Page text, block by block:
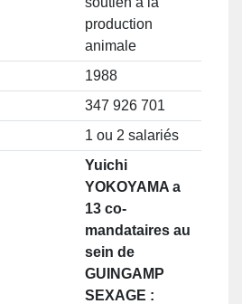
production
animale
1988
347 926 701
1 ou 2 salariés
Yuichi
YOKOYAMA a
13 co-
mandataires au
sein de
GUINGAMP
SEXAGE :